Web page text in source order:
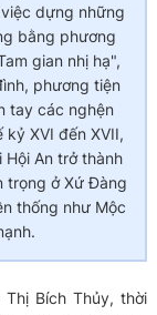
dựng những
bằng phương
gian nhị hạ",
phương tiện
tay các nghện
kỷ XVI đến XVII,
Hội An trở thành
trọng ở Xứ Đàng
thống như Mộc
Bích Thủy, thời